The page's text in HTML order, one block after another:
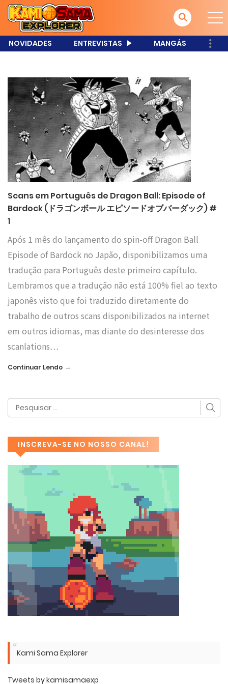
NOVIDADES ENTREVISTAS MANGÁS
Scans em Português de Dragon Ball: Episode of
Bardock (ドラゴンボール エピソードオブバーダック) #
1
Após 1 mês do lançamento do spin-off Dragon Ball
Episode of Bardock no Japão, disponibilizamos uma
tradução para Português deste primeiro capítulo.
Lembramos que a tradução não está 100% fiel ao texto
japonês visto que foi traduzido diretamente do
trabalho de outros scans disponibilizados na internet
em outros idiomas, mas diante do desinteresse dos
scanlations…
Continuar Lendo →
INSCREVA-SE NO NOSSO CANAL!
Kami Sama Explorer
Tweets by kamisamaexp